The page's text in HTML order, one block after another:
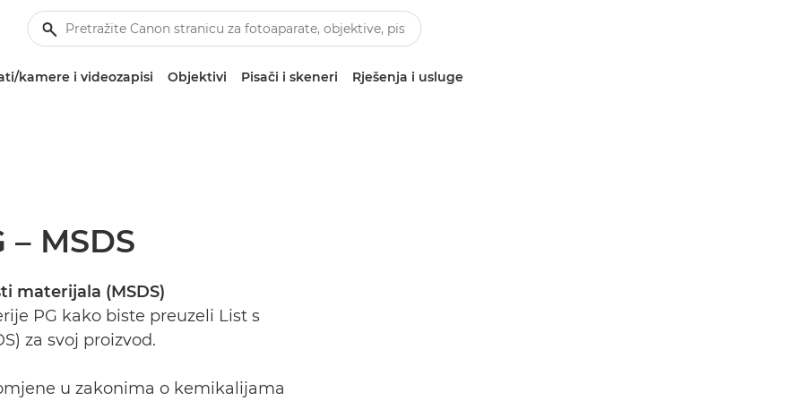
kamere i videozapisi Objektivi Pisači i skeneri Rješenja i usluge
MSDS
materijala (MSDS)
PG kako biste preuzeli List s
za svoj proizvod.
u zakonima o kemikalijama